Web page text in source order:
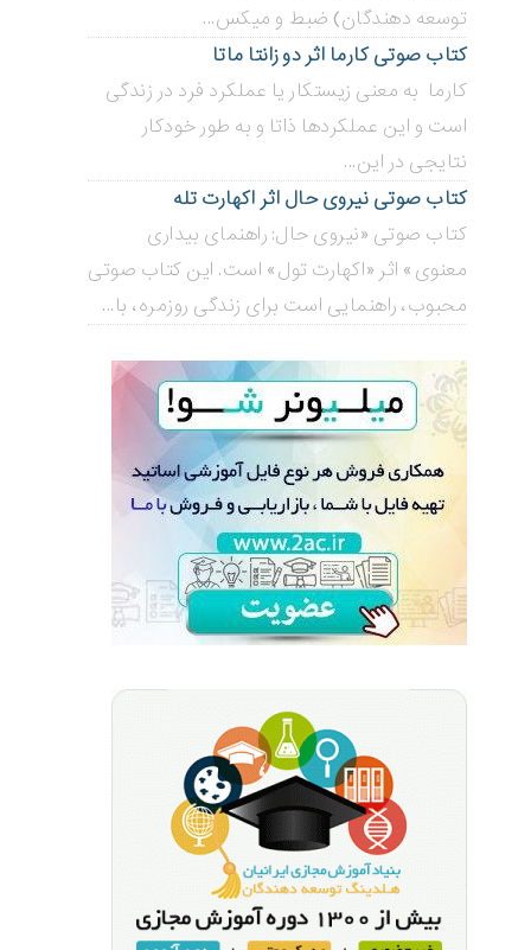
توسعه دهندگان) ضبط و میکس...
کتاب صوتی کارما اثر دو زانتا ماتا
کارما به معنی زیستکار یا عملکرد فرد در زندگی
است و این عملکردها ذاتا و به طور خودکار
نتایجی در این...
کتاب صوتی نیروی حال اثر اکهارت تله
کتاب صوتی «نیروی حال: راهنمای بیداری
معنوی» اثر «اکهارت تول» است. این کتاب صوتی
محبوب، راهنمایی است برای زندگی روزمره، با...